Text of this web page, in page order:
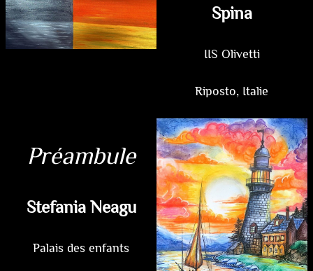
Spina
IIS Olivetti
Riposto, Italie
Préambule
Stefania Neagu
Palais des enfants